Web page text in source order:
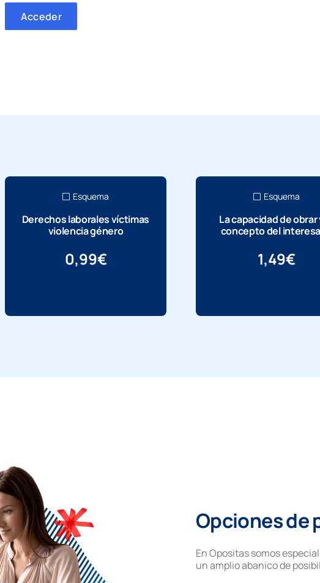
Acceder
Esquema
Derechos laborales víctimas
violencia género
0,99€
Esquema
La capacidad de obrar
concepto del
1,49€
Opciones de
En Opositas somos
un amplio abanico de